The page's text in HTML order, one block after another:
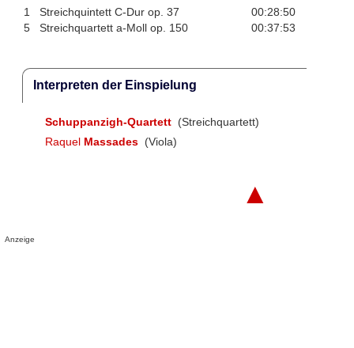
1
Streichquintett C-Dur op. 37
00:28:50
5
Streichquartett a-Moll op. 150 00:37:53
Interpreten der Einspielung
Schuppanzigh-Quartett (Streichquartett)
Raquel Massades (Viola)
▲
Anzeige